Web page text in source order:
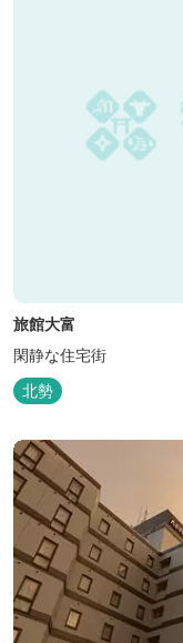
旅館大富
閑静な住宅街
北勢